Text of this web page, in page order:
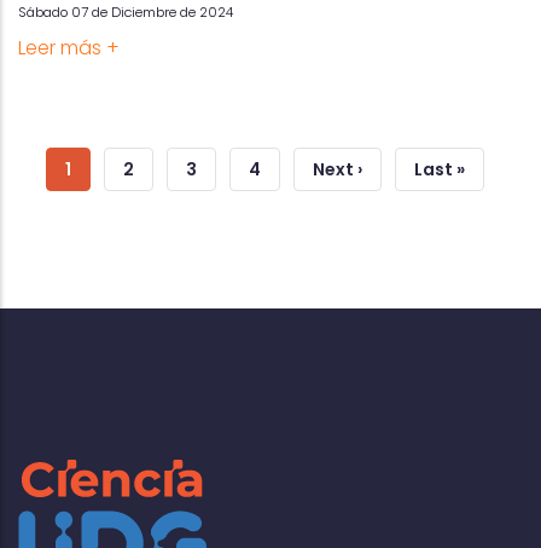
Sábado 07 de Diciembre de 2024
Leer más +
Current
1 Page
2 Page
3 Page
4
Next
Next ›
Last
Last »